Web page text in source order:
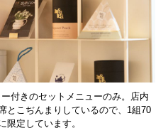
付きのセットメニューのみ。店内
とこぢんまりしているので、1組70
限定しています。